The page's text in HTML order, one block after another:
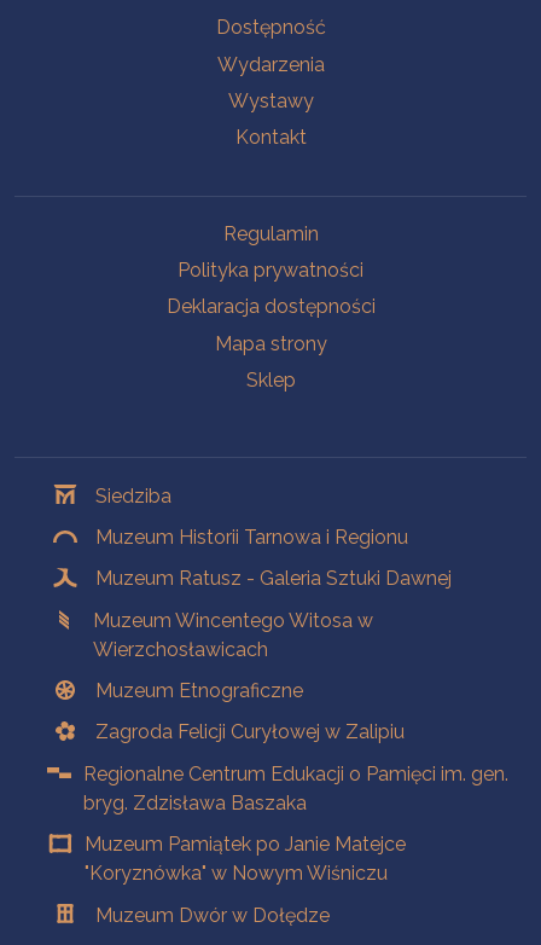
Dostępność
Wydarzenia
Wystawy
Kontakt
Regulamin
Polityka prywatności
Deklaracja dostępności
Mapa strony
Sklep
Siedziba
Muzeum Historii Tarnowa i Regionu
Muzeum Ratusz - Galeria Sztuki Dawnej
Muzeum Wincentego Witosa w
Wierzchosławicach
Muzeum Etnograficzne
Zagroda Felicji Curyłowej w Zalipiu
Regionalne Centrum Edukacji o Pamięci im. gen.
bryg. Zdzisława Baszaka
Muzeum Pamiątek po Janie Matejce
"Koryznówka" w Nowym Wiśniczu
Muzeum Dwór w Dołędze